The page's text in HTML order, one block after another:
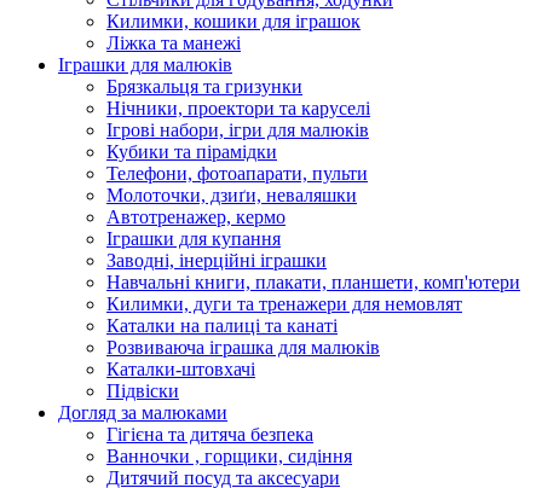
Килимки, кошики для іграшок
Ліжка та манежі
Іграшки для малюків
Брязкальця та гризунки
Нічники, проектори та каруселі
Ігрові набори, ігри для малюків
Кубики та пірамідки
Телефони, фотоапарати, пульти
Молоточки, дзиґи, неваляшки
Автотренажер, кермо
Іграшки для купання
Заводні, інерційні іграшки
Навчальні книги, плакати, планшети, комп'ютери
Килимки, дуги та тренажери для немовлят
Каталки на палиці та канаті
Розвиваюча іграшка для малюків
Каталки-штовхачі
Підвіски
Догляд за малюками
Гігієна та дитяча безпека
Ванночки , горщики, сидіння
Дитячий посуд та аксесуари